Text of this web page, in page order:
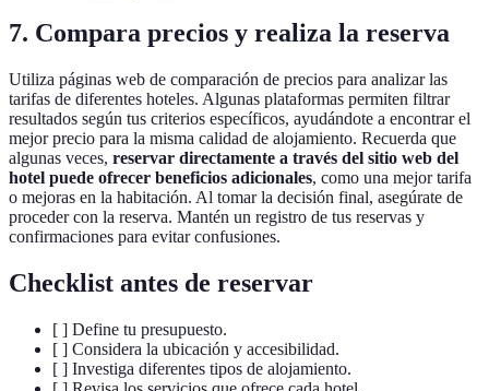
7. Compara precios y realiza la reserva
Utiliza páginas web de comparación de precios para analizar las
tarifas de diferentes hoteles. Algunas plataformas permiten filtrar
resultados según tus criterios específicos, ayudándote a encontrar el
mejor precio para la misma calidad de alojamiento. Recuerda que
algunas veces, reservar directamente a través del sitio web del
hotel puede ofrecer beneficios adicionales, como una mejor tarifa
o mejoras en la habitación. Al tomar la decisión final, asegúrate de
proceder con la reserva. Mantén un registro de tus reservas y
confirmaciones para evitar confusiones.
Checklist antes de reservar
[ ] Define tu presupuesto.
[ ] Considera la ubicación y accesibilidad.
[ ] Investiga diferentes tipos de alojamiento.